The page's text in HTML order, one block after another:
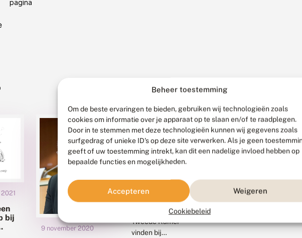
Beheer toestemming
Om de beste ervaringen te bieden, gebruiken wij technologieën zoals
cookies om informatie over je apparaat op te slaan en/of te raadplegen.
Door in te stemmen met deze technologieën kunnen wij gegevens zoals
surfgedrag of unieke ID's op deze site verwerken. Als je geen
geeft of uw toestemming intrekt, kan dit een nadelige invloed hebben op
bepaalde functies en mogelijkheden.
Accepteren Weigeren
Cookiebeleid
pagina
bij
9 november 2020
8 januari 2020
Kamer:
#mijnnatuurblijft
De leden van de
Tweede Kamer
vinden bij